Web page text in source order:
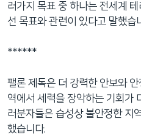
인
로
러가지 목표 중 하나는 전세계
선 목표와 관련이 있다고 말했습
******
팰론 제독은 더 강력한 안보와
역에서 세력을 장악하는 기회가
러분자들은 습성상 불안정한 지
했습니다.